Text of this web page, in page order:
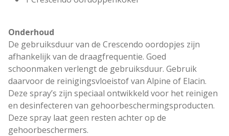
Onderhoud
De gebruiksduur van de Crescendo oordopjes zijn
afhankelijk van de draagfrequentie. Goed
schoonmaken verlengt de gebruiksduur. Gebruik
daarvoor de reinigingsvloeistof van Alpine of Elacin.
Deze spray’s zijn speciaal ontwikkeld voor het reinigen
en desinfecteren van gehoorbeschermingsproducten.
Deze spray laat geen resten achter op de
gehoorbeschermers.